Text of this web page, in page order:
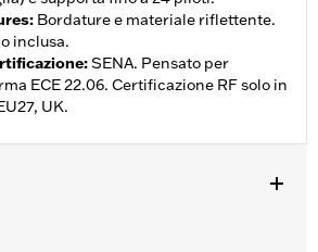
: Bordature e materiale riflettente.
inclusa.
:SENA. Pensato per
ECE 22.06. Certificazione RF solo in
UK.